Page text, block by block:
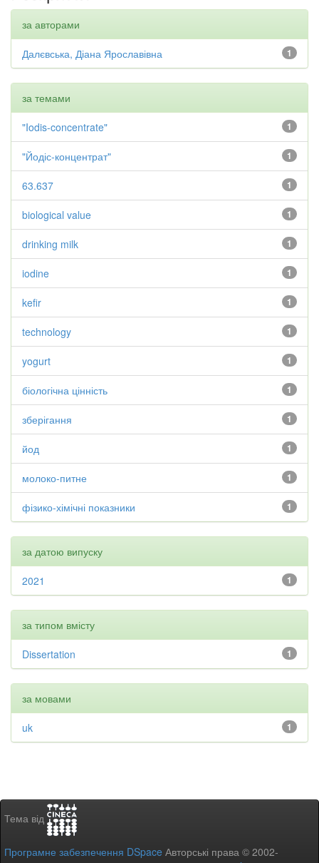
за авторами
1
Далєвська, Діана Ярославівна
за темами
1
"Iodis-concentrate"
1
"Йодіс-концентрат"
1
63.637
1
biological value
1
drinking milk
1
iodine
1
kefir
1
technology
1
yogurt
1
біологічна цінність
1
зберігання
1
йод
1
молоко-питне
1
фізико-хімічні показники
за датою випуску
1
2021
за типом вмісту
1
Dissertation
за мовами
1
uk
Тема від
Програмне забезпечення DSpace Авторські права © 2002-